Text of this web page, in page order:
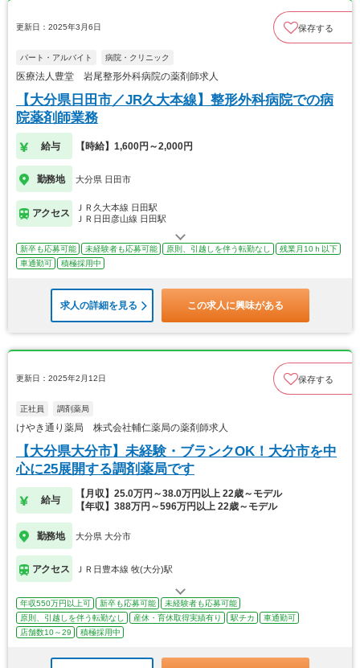
更新日：2025年3月6日 保存する
パート・アルバイト 病院・クリニック
医療法人豊堂 岩尾整形外科病院の薬剤師求人
【大分県日田市／JR久大本線】整形外科病院での病
院薬剤師業務
給与 【時給】1,600円～2,000円
勤務地 大分県 日田市
アクセス
ＪＲ久大本線 日田駅
ＪＲ日田彦山線 日田駅
新卒も応募可能 未経験者も応募可能 原則、引越しを伴う転勤なし
残業月10ｈ以下
車通勤可
積極採用中
求人の詳細を見る この求人に興味がある
更新日：2025年2月12日 保存する
正社員 調剤薬局
けやき通り薬局 株式会社輔仁薬局の薬剤師求人
【大分県大分市】未経験・ブランクOK！大分市を中
心に25展開する調剤薬局です
給与
【月収】25.0万円～38.0万円以上 22歳～モデル
【年収】388万円～596万円以上 22歳～モデル
勤務地 大分県 大分市
アクセス ＪＲ日豊本線 牧(大分)駅
年収550万円以上可 新卒も応募可能
未経験者も応募可能
原則、引越しを伴う転勤なし
産休・育休取得実績有り 駅チカ
車通勤可
店舗数10～29
積極採用中